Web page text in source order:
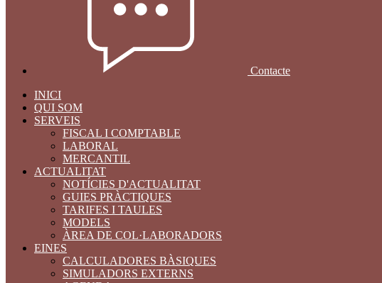
Contacte
INICI
QUI SOM
SERVEIS
FISCAL I COMPTABLE
LABORAL
MERCANTIL
ACTUALITAT
NOTÍCIES D'ACTUALITAT
GUIES PRÀCTIQUES
TARIFES I TAULES
MODELS
ÀREA DE COL·LABORADORS
EINES
CALCULADORES BÀSIQUES
SIMULADORS EXTERNS